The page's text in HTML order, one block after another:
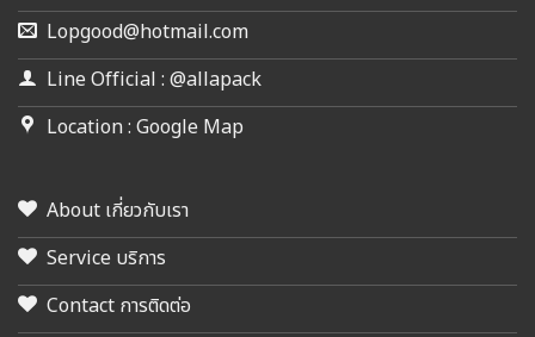
Lopgood@hotmail.com
Line Official : @allapack
Location : Google Map
About เกี่ยวกับเรา
Service บริการ
Contact การติดต่อ